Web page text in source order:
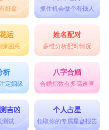
结婚为梦想的双鱼座不
准备结婚。
出处
好命 抓住机会做个有钱人
运
缘困惑
姓名配对
多维分析配对情况
析
定姻缘
八字合婚
合婚指数有多高速查
吉凶
测试
个人占星
领取你的专属星盘报告